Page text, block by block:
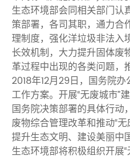
生态环境部会同相关部门认
策部署，各司其职，通力合
理制度，强化洋垃圾非法入
长效机制，大力提升固体废
革过程中出现的各类问题，
2018年12月29日，国务院
工作方案。开展“无废城市”
国务院决策部署的具体行动
废物综合管理改革和推动“
提升生态文明、建设美丽中
生态环境部将积极组织开展